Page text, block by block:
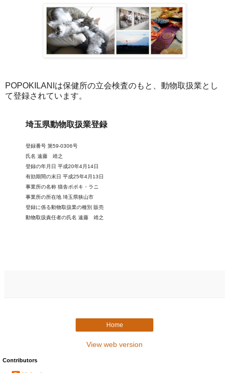
POPOKILANIは保健所の立会検査のもと、動物取扱業とし
て登録されています。
埼玉県動物取扱業登録
登録番号 第59-0306号
氏名 遠藤 靖之
登録の年月日 平成20年4月14日
有効期間の末日 平成25年4月13日
事業所の名称 猫舎ポポキ・ラニ
事業所の所在地 埼玉県狭山市
登録に係る動物取扱業の種別 販売
動物取扱責任者の氏名 遠藤 靖之
Home
View web version
Contributors